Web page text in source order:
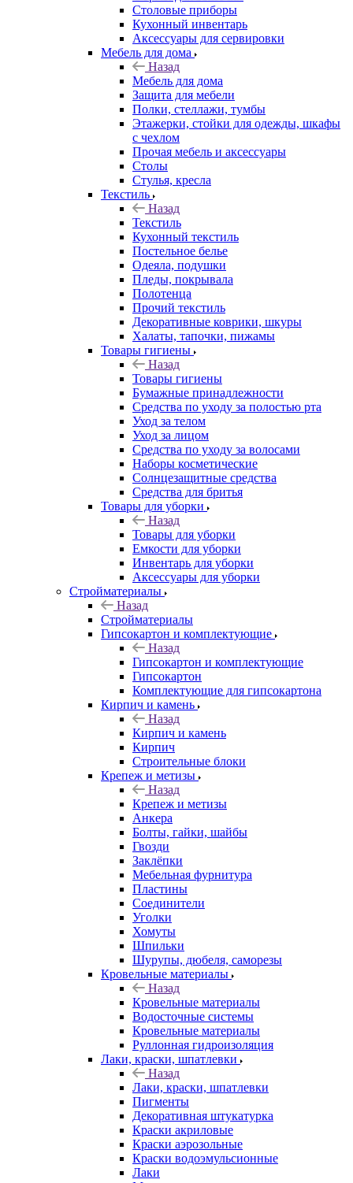
Столовые приборы
Кухонный инвентарь
Аксессуары для сервировки
Мебель для дома
Назад
Мебель для дома
Защита для мебели
Полки, стеллажи, тумбы
Этажерки, стойки для одежды, шкафы
с чехлом
Прочая мебель и аксессуары
Столы
Стулья, кресла
Текстиль
Назад
Текстиль
Кухонный текстиль
Постельное белье
Одеяла, подушки
Пледы, покрывала
Полотенца
Прочий текстиль
Декоративные коврики, шкуры
Халаты, тапочки, пижамы
Товары гигиены
Назад
Товары гигиены
Бумажные принадлежности
Средства по уходу за полостью рта
Уход за телом
Уход за лицом
Средства по уходу за волосами
Наборы косметические
Солнцезащитные средства
Средства для бритья
Товары для уборки
Назад
Товары для уборки
Емкости для уборки
Инвентарь для уборки
Аксессуары для уборки
Стройматериалы
Назад
Стройматериалы
Гипсокартон и комплектующие
Назад
Гипсокартон и комплектующие
Гипсокартон
Комплектующие для гипсокартона
Кирпич и камень
Назад
Кирпич и камень
Кирпич
Строительные блоки
Крепеж и метизы
Назад
Крепеж и метизы
Анкера
Болты, гайки, шайбы
Гвозди
Заклёпки
Мебельная фурнитура
Пластины
Соединители
Уголки
Хомуты
Шпильки
Шурупы, дюбеля, саморезы
Кровельные материалы
Назад
Кровельные материалы
Водосточные системы
Кровельные материалы
Руллонная гидроизоляция
Лаки, краски, шпатлевки
Назад
Лаки, краски, шпатлевки
Пигменты
Декоративная штукатурка
Краски акриловые
Краски аэрозольные
Краски водоэмульсионные
Лаки